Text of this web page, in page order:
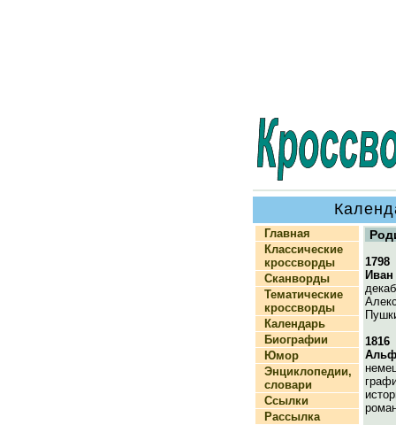
Главная
Классические
кроссворды
Сканворды
Тематические
кроссворды
Календарь
Биографии
Юмор
Энциклопедии,
словари
Ссылки
Рассылка
1798
1816